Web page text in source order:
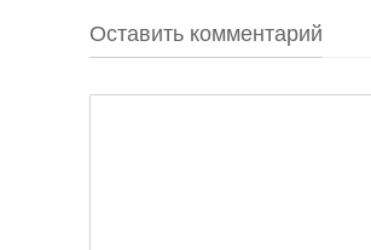
Оставить комментарий